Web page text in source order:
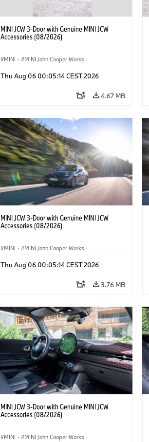
MINI JCW 3-Door with Genuine MINI JCW
Accessories (08/2026)
MINI · MINI John Cooper Works ·
Optional Extras, Accessories
Thu Aug 06 00:05:14 CEST 2026
4.67 MB
MINI JCW 3-Door with Genuine MINI JCW
Accessories (08/2026)
MINI · MINI John Cooper Works ·
Optional Extras, Accessories
Thu Aug 06 00:05:14 CEST 2026
3.76 MB
MINI JCW 3-Door with Genuine MINI JCW
Accessories (08/2026)
MINI · MINI John Cooper Works ·